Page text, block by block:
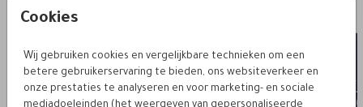
Cookies
Wij gebruiken cookies en vergelijkbare technieken om een
betere gebruikerservaring te bieden, ons websiteverkeer en
onze prestaties te analyseren en voor marketing- en sociale